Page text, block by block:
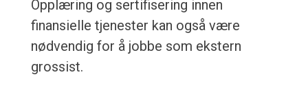
Opplæring og sertifisering innen
finansielle tjenester kan også være
nødvendig for å jobbe som ekstern
grossist.